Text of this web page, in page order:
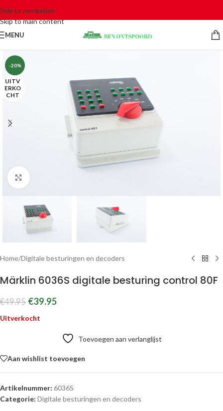
Skip to navigation
Skip to main content
MENU
-20%
UITV
ERKO
CHT
Click to enlarge
Home/Digitale besturingen en decoders
Märklin 6036S digitale besturing control 80F
€49.95 €39.95
Uitverkocht
Toevoegen aan verlanglijst
Aan wishlist toevoegen
Artikelnummer: 6036S
Categorie: Digitale besturingen en decoders